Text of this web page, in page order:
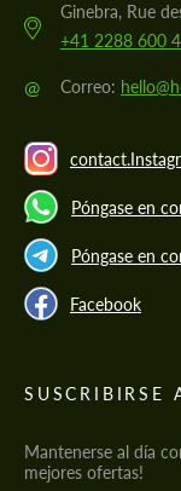
Ginebra, Rue
+41 2288 600
@ Correo:
Póngase en
Póngase en
Facebook
SUSCRIBIRSE
Mantenerse al día
mejores ofertas!